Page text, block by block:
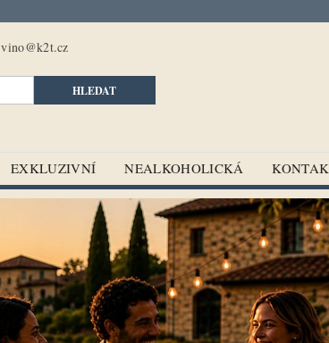
vino@k2t.cz
EXKLUZIVNÍ NEALKOHOLICKÁ